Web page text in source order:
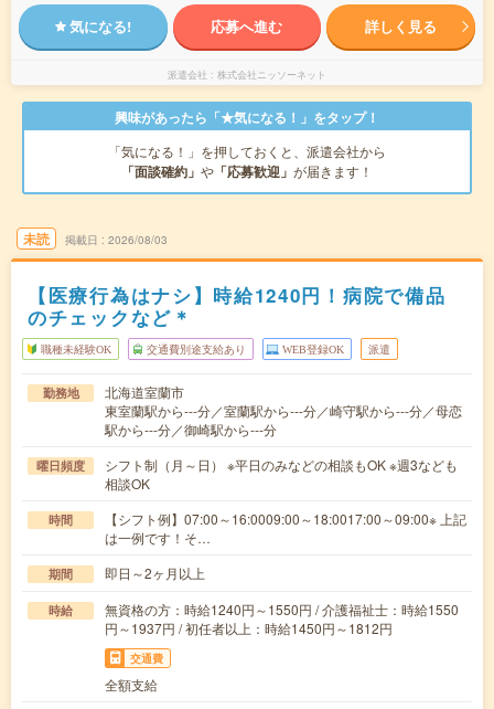
気になる! 応募へ進む 詳しく見る
派遣会社 株式会社ニッソーネット
興味があったら「★気になる！」をタップ！
「気になる！」を押しておくと、派遣会社から
「面談確約」 や 「応募歓迎」 が届きます！
未読 掲載日 2026/08/03
【医療行為はナシ】時給1240円！病院で備品
のチェックなど＊
職種未経験OK 交通費別途支給あり WEB登録OK 派遣
勤務地
北海道室蘭市
東室蘭駅から---分／室蘭駅から---分／崎守駅から---分／母恋
駅から---分／御崎駅から---分
曜日頻度
シフト制（月～日） ※平日のみなどの相談もOK ※週3なども
相談OK
時間
【シフト例】07:00～16:0009:00～18:0017:00～09:00※ 上記
は一例です！そ…
期間 即日～2ヶ月以上
時給
無資格の方：時給1240円～1550円 / 介護福祉士：時給1550
円～1937円 / 初任者以上：時給1450円～1812円
交通費
全額支給